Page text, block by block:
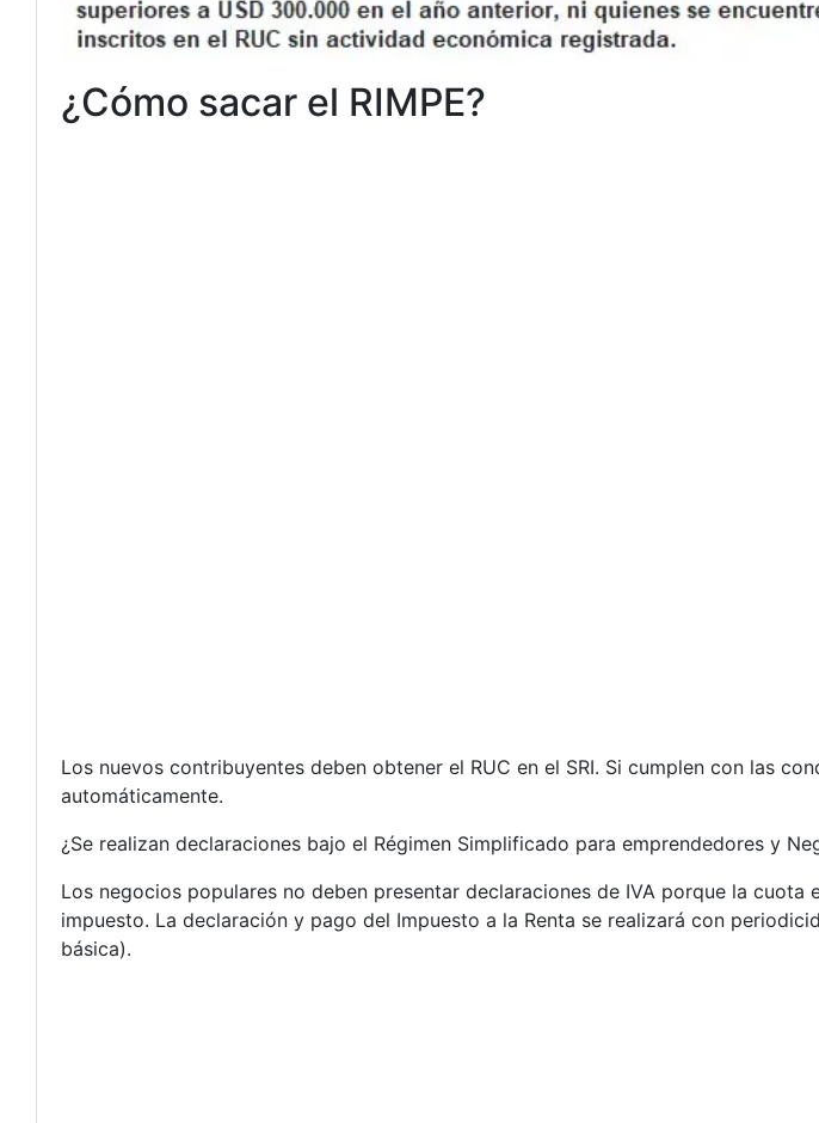
¿Cómo sacar el RIMPE?
Los nuevos contribuyentes deben obtener el RUC en el SRI. Si cumplen con las
automáticamente.
¿Se realizan declaraciones bajo el Régimen Simplificado para emprendedores y
Los negocios populares no deben presentar declaraciones de IVA porque la
impuesto. La declaración y pago del Impuesto a la Renta se realizará con
básica).